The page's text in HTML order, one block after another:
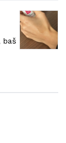
baš